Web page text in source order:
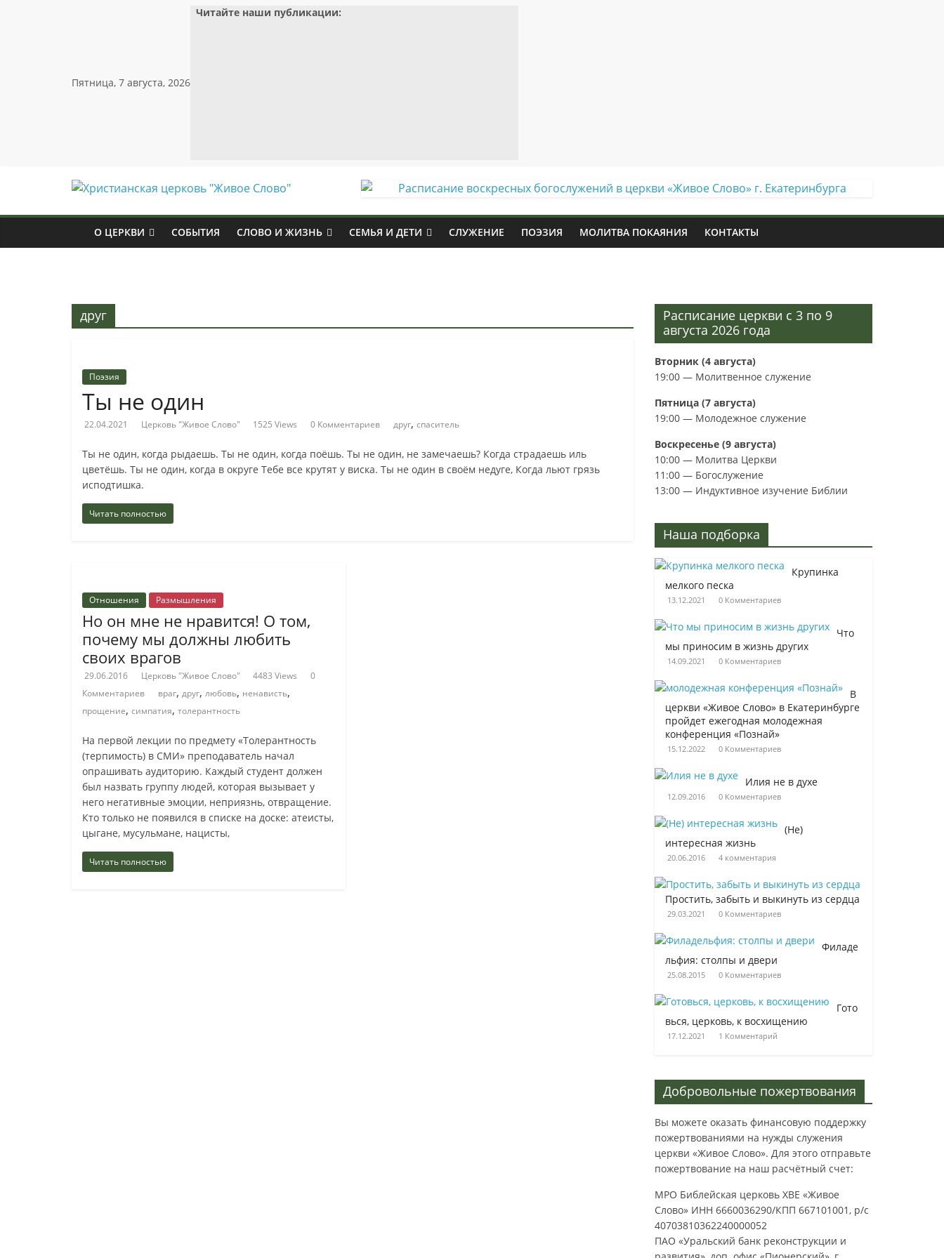
Пятница, 7 августа, 2026
Читайте наши публикации:
Христианская
церковь
Слово"
религиозная
организация
Библейская
церковь
веры
евангельской
"Живое
Слово"
О ЦЕРКВИ СОБЫТИЯ СЛОВО И ЖИЗНЬ СЕМЬЯ И ДЕТИ СЛУЖЕНИЕ ПОЭЗИЯ МОЛИТВА ПОКАЯНИЯ КОНТАКТЫ
друг
Поэзия
Ты не один
22.04.2021 Церковь "Живое Слово" 1525 Views 0 Комментариев друг, спаситель
Ты не один, когда рыдаешь. Ты не один, когда поёшь. Ты не один, не замечаешь? Когда страдаешь иль
цветёшь. Ты не один, когда в округе Тебе все крутят у виска. Ты не один в своём недуге, Когда льют грязь
исподтишка.
Читать полностью
Отношения Размышления
Но он мне не нравится! О том,
почему мы должны любить
своих врагов
29.06.2016 Церковь "Живое Слово" 4483 Views
0
Комментариев
враг, друг, любовь, ненависть,
прощение, симпатия, толерантность
На первой лекции по предмету «Толерантность
(терпимость) в СМИ» преподаватель начал
опрашивать аудиторию. Каждый студент должен
был назвать группу людей, которая вызывает у
него негативные эмоции, неприязнь, отвращение.
Кто только не появился в списке на доске: атеисты,
цыгане, мусульмане, нацисты,
Читать полностью
Расписание церкви с 3 по 9
августа 2026 года
Вторник (4 августа)
19:00 — Молитвенное служение
Пятница (7 августа)
19:00 — Молодежное служение
Воскресенье (9 августа)
10:00 — Молитва Церкви
11:00 — Богослужение
13:00 — Индуктивное изучение Библии
Наша подборка
Крупинка
мелкого песка
13.12.2021 0 Комментариев
Что
мы приносим в жизнь других
14.09.2021 0 Комментариев
В
церкви «Живое Слово» в Екатеринбурге
пройдет ежегодная молодежная
конференция «Познай»
15.12.2022 0 Комментариев
Илия не в духе
12.09.2016 0 Комментариев
(Не)
интересная жизнь
20.06.2016 4 комментария
Простить, забыть и выкинуть из сердца
29.03.2021 0 Комментариев
Филаде
льфия: столпы и двери
25.08.2015 0 Комментариев
Гото
вься, церковь, к восхищению
17.12.2021 1 Комментарий
Добровольные пожертвования
Вы можете оказать финансовую поддержку
пожертвованиями на нужды служения
церкви «Живое Слово». Для этого отправьте
пожертвование на наш расчётный счет:
МРО Библейская церковь ХВЕ «Живое
Слово» ИНН 6660036290/КПП 667101001, р/с
40703810362240000052
ПАО «Уральский банк реконструкции и